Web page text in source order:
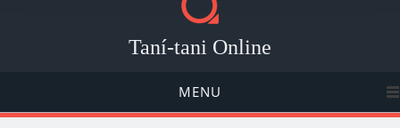
Taní-tani Online
MENU